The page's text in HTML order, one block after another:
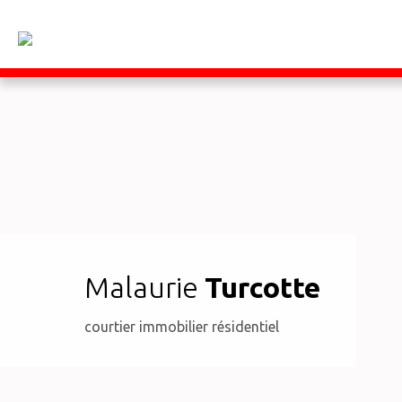
Malaurie Turcotte
courtier immobilier résidentiel